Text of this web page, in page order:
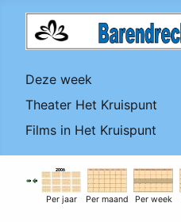
Deze week
Theater Het Kruispunt
Films in Het Kruispunt
Per jaar Per maand Per week